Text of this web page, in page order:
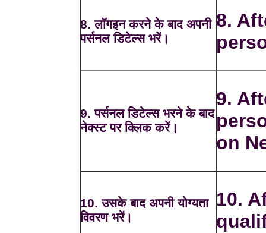
8. लॉगइन करने के बाद अपनी
पर्सनल डिटेल्स भरें।
8.
9. पर्सनल डिटेल्स भरने के बाद
नेक्स्ट पर क्लिक करें।
9.
on
10. उसके बाद अपनी योग्यता
विवरण भरें।
10.